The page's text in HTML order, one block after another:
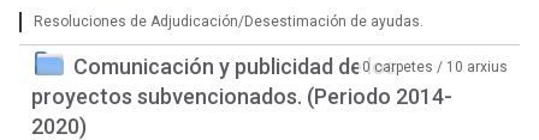
Resoluciones de Adjudicación/Desestimación de ayudas.
Comunicación y publicidad de los
proyectos subvencionados. (Periodo 2014-
2020)
0 carpetes / 10 arxius